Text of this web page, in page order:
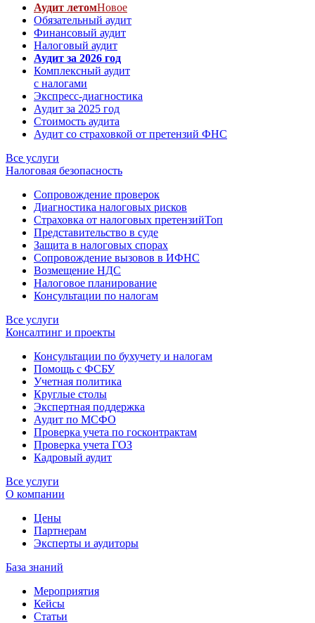
Аудит летомНовое
Обязательный аудит
Финансовый аудит
Налоговый аудит
Аудит за 2026 год
Комплексный аудит
с налогами
Экспресс-диагностика
Аудит за 2025 год
Стоимость аудита
Аудит со страховкой от претензий ФНС
Все услуги
Налоговая безопасность
Сопровождение проверок
Диагностика налоговых рисков
Страховка от налоговых претензийТоп
Представительство в суде
Защита в налоговых спорах
Сопровождение вызовов в ИФНС
Возмещение НДС
Налоговое планирование
Консультации по налогам
Все услуги
Консалтинг и проекты
Консультации по бухучету и налогам
Помощь с ФСБУ
Учетная политика
Круглые столы
Экспертная поддержка
Аудит по МСФО
Проверка учета по госконтрактам
Проверка учета ГОЗ
Кадровый аудит
Все услуги
О компании
Цены
Партнерам
Эксперты и аудиторы
База знаний
Мероприятия
Кейсы
Статьи